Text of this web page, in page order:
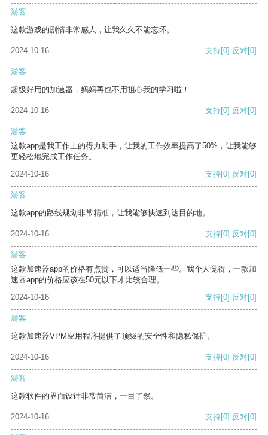
游客
这款游戏的剧情非常感人，让我久久不能忘怀。
2024-10-16 支持[0] 反对[0]
游客
超级好用的加速器，妈妈再也不用担心我的学习啦！
2024-10-16 支持[0] 反对[0]
游客
这款app是我工作上的得力助手，让我的工作效率提高了50%，让我能够
更轻松地完成工作任务。
2024-10-16
支持[0] 反对[0]
游客
这款app的路线规划非常精准，让我能够快速到达目的地。
2024-10-16 支持[0] 反对[0]
游客
这款加速器app的价格有点贵，可以适当降低一些。我个人觉得，一款加
速器app的价格应该在50元以下才比较合理。
2024-10-16
支持[0] 反对[0]
游客
这款加速器VPM应用程序提供了顶级的安全性和隐私保护。
2024-10-16 支持[0] 反对[0]
游客
这款软件的界面设计非常简洁，一目了然。
2024-10-16 支持[0] 反对[0]